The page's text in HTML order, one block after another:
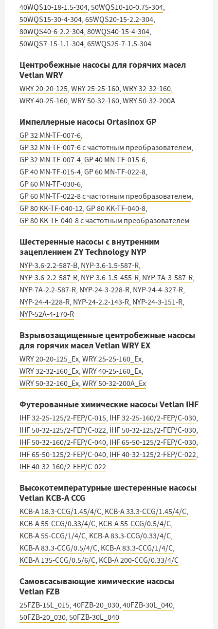
40WQS10-18-1.5-304, 50WQS10-10-0.75-304,
50WQS15-30-4-304, 65WQS20-15-2.2-304,
80WQS40-6-2.2-304, 80WQS40-15-4-304,
50WQS7-15-1.1-304, 65WQS25-7-1.5-304
Центробежные насосы для горячих масел
Vetlan WRY
WRY 20-20-125, WRY 25-25-160, WRY 32-32-160,
WRY 40-25-160, WRY 50-32-160, WRY 50-32-200A
Импеллерные насосы Ortasinox GP
GP 32 MN-TF-007-6,
GP 32 MN-TF-007-6 с частотным преобразователем,
GP 32 MN-TF-007-4, GP 40 MN-TF-015-6,
GP 40 MN-TF-015-4, GP 60 MN-TF-022-8,
GP 60 MN-TF-030-6,
GP 60 MN-TF-022-8 с частотным преобразователем,
GP 80 KK-TF-040-12, GP 80 KK-TF-040-8,
GP 80 KK-TF-040-8 с частотным преобразователем
Шестеренные насосы с внутренним
зацеплением ZY Technology NYP
NYP-3.6-2.2-587-B, NYP-3.6-1.5-587-R,
NYP-3.6-2.2-587-R, NYP-3.6-1.5-455-R, NYP-7A-3-587-R,
NYP-7A-2.2-587-R, NYP-24-3-228-R, NYP-24-4-327-R,
NYP-24-4-228-R, NYP-24-2.2-143-R, NYP-24-3-151-R,
NYP-52A-4-170-R
Взрывозащищенные центробежные насосы
для горячих масел Vetlan WRY EX
WRY 20-20-125_Ex, WRY 25-25-160_Ex,
WRY 32-32-160_Ex, WRY 40-25-160_Ex,
WRY 50-32-160_Ex, WRY 50-32-200A_Ex
Футерованные химические насосы Vetlan IHF
IHF 32-25-125/2-FEP/C-015, IHF 32-25-160/2-FEP/C-030,
IHF 50-32-125/2-FEP/C-022, IHF 50-32-125/2-FEP/C-030,
IHF 50-32-160/2-FEP/C-040, IHF 65-50-125/2-FEP/C-030,
IHF 65-50-125/2-FEP/C-040, IHF 40-32-125/2-FEP/C-022,
IHF 40-32-160/2-FEP/C-022
Высокотемпературные шестеренные насосы
Vetlan KCB-A CCG
KCB-A 18.3-CCG/1.45/4/C, KCB-A 33.3-CCG/1.45/4/C,
KCB-A 55-CCG/0.33/4/C, KCB-A 55-CCG/0.5/4/C,
KCB-A 55-CCG/1/4/C, KCB-A 83.3-CCG/0.33/4/C,
KCB-A 83.3-CCG/0.5/4/C, KCB-A 83.3-CCG/1/4/C,
KCB-A 135-CCG/0.5/6/C, KCB-A 200-CCG/0.33/4/C
Самовсасывающие химические насосы
Vetlan FZB
25FZB-15L_015, 40FZB-20_030, 40FZB-30L_040,
50FZB-20_030, 50FZB-30L_040